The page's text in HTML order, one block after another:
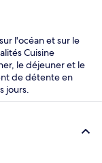
l'océan et sur le
Cuisine
le déjeuner et le
de détente en
jours.